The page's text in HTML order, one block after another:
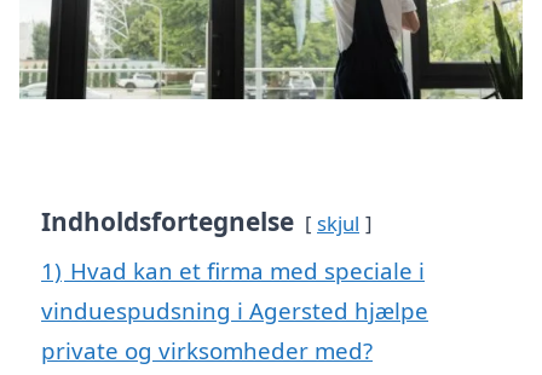
Indholdsfortegnelse skjul
1) Hvad kan et firma med speciale i
vinduespudsning i Agersted hjælpe
private og virksomheder med?